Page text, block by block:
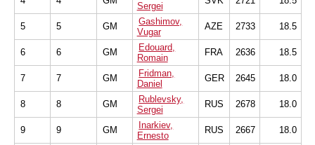
Sergei
5 5 GM
Gashimov,
Vugar
AZE 2733 18.5
6 6 GM
Edouard,
Romain
FRA 2636 18.5
7 7 GM
Fridman,
Daniel
GER 2645 18.0
8 8 GM
Rublevsky,
Sergei
RUS 2678 18.0
9 9 GM
Inarkiev,
Ernesto
RUS 2667 18.0